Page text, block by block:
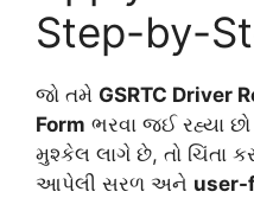
Step-by-
જો તમે GSRTC Driver
Form ભરવા જઈ રહ્યા
મુશ્કેલ લાગે છે, તો ચિંતા
આપેલી સરળ અને user-